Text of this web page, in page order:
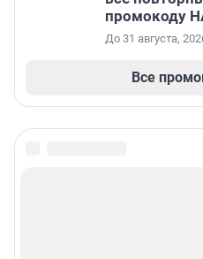
промокоду
До 31 августа,
Все